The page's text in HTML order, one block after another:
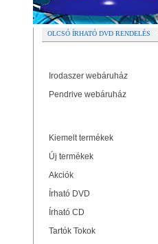
OLCSÓ ÍRHATÓ DVD RENDELÉS
Irodaszer webáruház
Pendrive webáruház
Kiemelt termékek
Új termékek
Akciók
Írható DVD
Írható CD
Tartók Tokok